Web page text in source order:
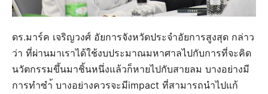
ดร.มาร์ค เจริญวงศ์ อัยการจังหวัดประจำอัยการสูงสุด กล่าว
ว่า ที่ผ่านมาเราได้ใช้งบประมาณมหาศาลไปกับการที่จะคิด
นวัตกรรมขึ้นมาชิ้นหนึ่งแล้วก็หายไปกับสายลม บางอย่างมี
การทำซำ้ บางอย่างควรจะมีimpact ที่สามารถนำไปแก้